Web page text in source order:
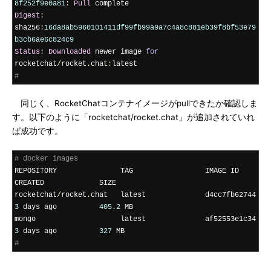
8f252f9e0a81 : Pull
Digest :
sha256 :16da8ab5960101411df99fb99a9a7c4a8c881eb39f8bf53e79
b3cb6ae6c824c9
Status : Downloaded newer image for
rocketchat/rocket .chat :
#
同じく、RocketChatコンテナイメージがpullできたか確認しま
す。以下のように「rocketchat/rocket.chat」が追加されていれ
ば成功です。
# docker images
REPOSITORY               TAG                 IMAGE ID
CREATED             SIZE
rocketchat/rocket .
3 days ago 405.2 MB
3 days ago 327
#